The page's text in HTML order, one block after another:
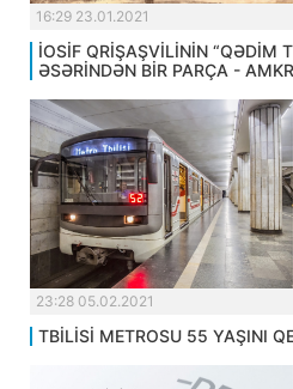
16:29 23.01.2021
İOSİF QRİŞAŞVİLİNİN “QƏDİM
ƏSƏRİNDƏN BİR PARÇA -
23:28 05.02.2021
TBİLİSİ METROSU 55 YAŞINI